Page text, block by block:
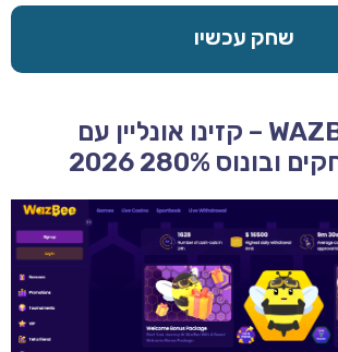
שחק עכשיו
WAZBEE CASINO – קזינו אונליין עם